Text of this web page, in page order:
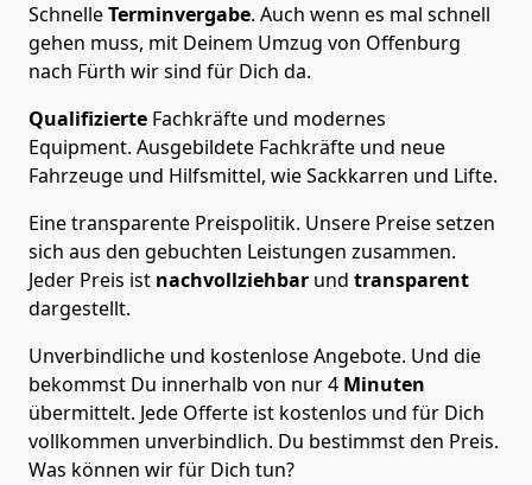
SchnelleTerminvergabe. Auch wenn es mal schnell
gehen muss, mit Deinem Umzug von Offenburg
nach Fürth wir sind für Dich da.
Qualifizierte Fachkräfte und modernes
Equipment. Ausgebildete Fachkräfte und neue
Fahrzeuge und Hilfsmittel, wie Sackkarren und Lifte.
Eine transparente Preispolitik. Unsere Preise setzen
sich aus den gebuchten Leistungen zusammen.
Jeder Preis ist nachvollziehbar und transparent
dargestellt.
Unverbindliche und kostenlose Angebote. Und die
bekommst Du innerhalb von nur4 Minuten
übermittelt. Jede Offerte ist kostenlos und für Dich
vollkommen unverbindlich. Du bestimmst den Preis.
Was können wir für Dich tun?